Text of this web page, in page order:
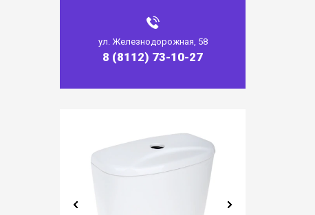
ул. Железнодорожная, 58
8 (8112) 73-10-27